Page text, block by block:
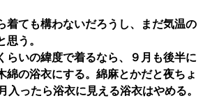
着ても構わないだろうし、まだ気温の
思う。
らいの緯度で着るなら、９月も後半に
綿の浴衣にする。綿麻とかだと夜ちょ
入ったら浴衣に見える浴衣はやめる。